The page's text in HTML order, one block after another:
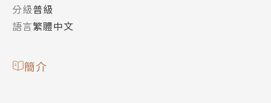
分級普級
語言繁體中文
簡介